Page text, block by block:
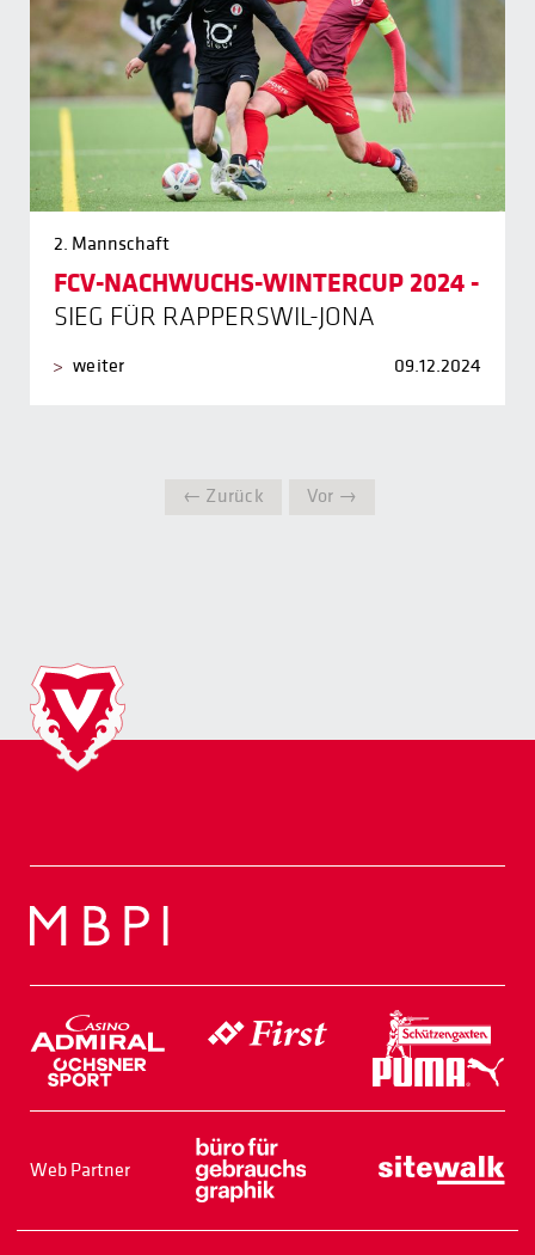
2. Mannschaft
FCV-NACHWUCHS-WINTERCUP 2024 -
SIEG FÜR RAPPERSWIL-JONA
weiter 09.12.2024
← Zurück Vor →
Web Partner